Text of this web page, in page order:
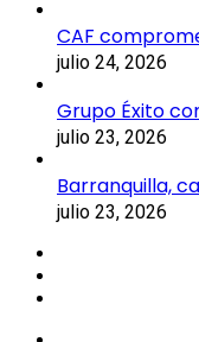
CAF
julio 24, 2026
Grupo Éxito
julio 23, 2026
Barranquilla,
julio 23, 2026